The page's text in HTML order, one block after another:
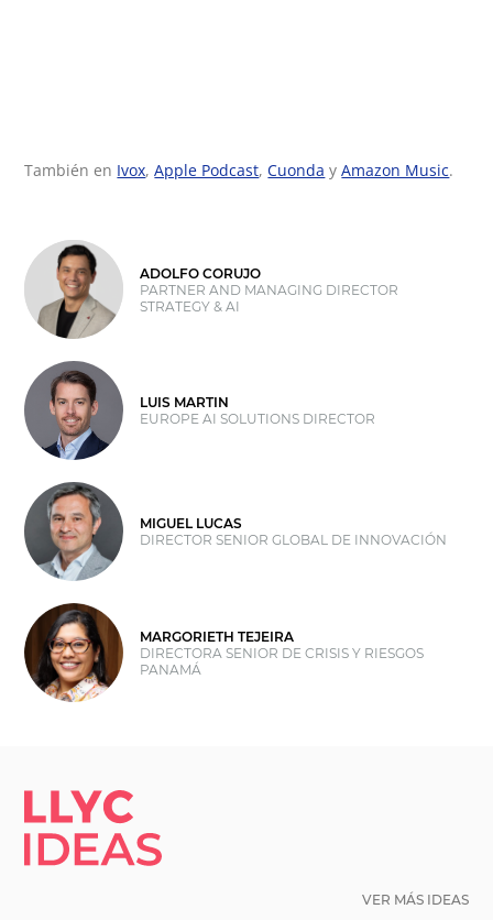
También en Ivox,Apple Podcast,Cuonda yAmazon Music.
ADOLFO CORUJO
PARTNER AND MANAGING DIRECTOR
STRATEGY & AI
LUIS MARTIN
EUROPE AI SOLUTIONS DIRECTOR
MIGUEL LUCAS
DIRECTOR SENIOR GLOBAL DE INNOVACIÓN
MARGORIETH TEJEIRA
DIRECTORA SENIOR DE CRISIS Y RIESGOS
PANAMÁ
LLYC IDEAS.
VER MÁS IDEAS